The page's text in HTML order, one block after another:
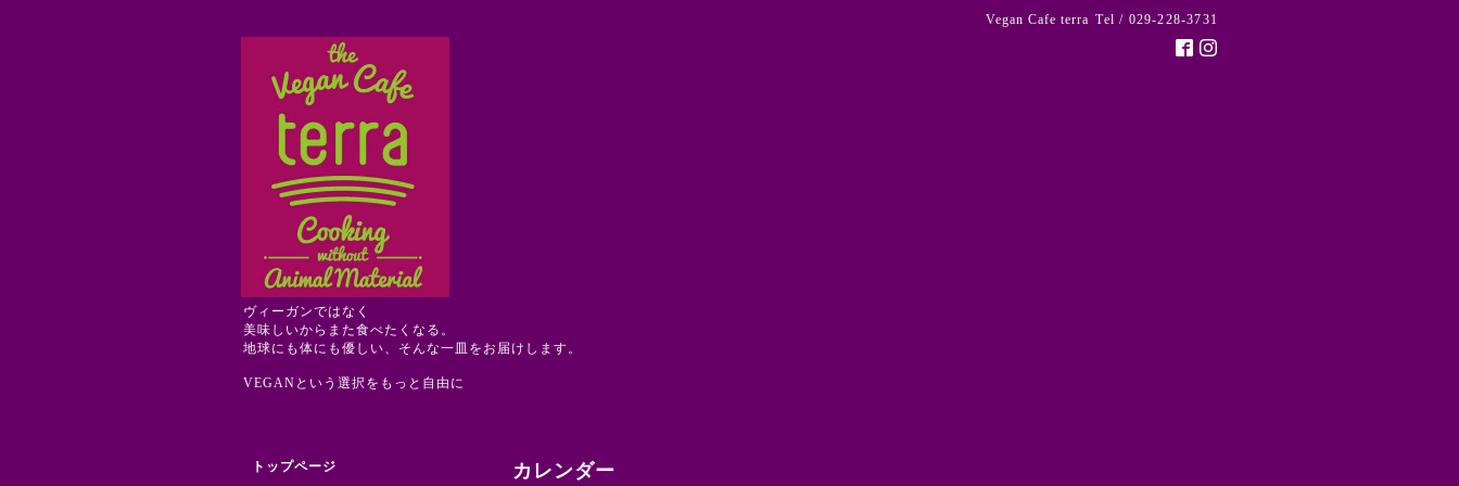
Vegan Cafe terra Tel / 029-228-3731
ヴィーガンではなく
美味しいからまた食べたくなる。
地球にも体にも優しい、そんな一皿をお届けします。
VEGANという選択をもっと自由に
カレンダー
トップページ